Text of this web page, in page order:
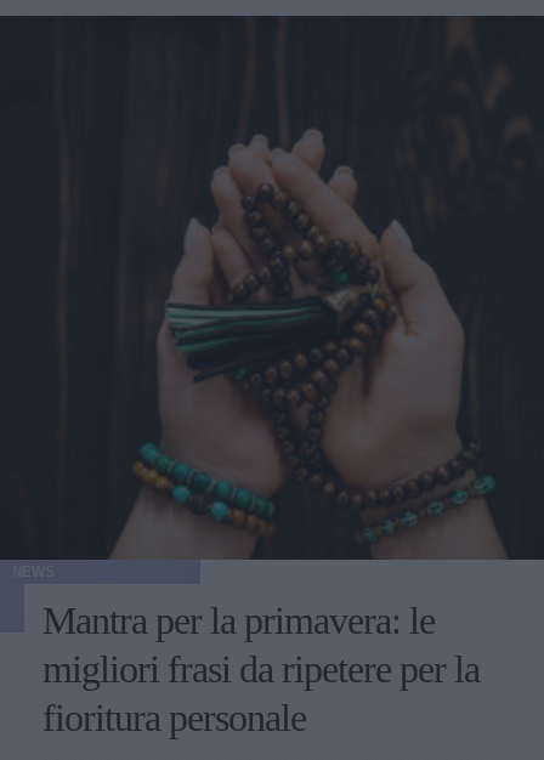
Mantra per la primavera: le
migliori frasi da ripetere per la
fioritura personale